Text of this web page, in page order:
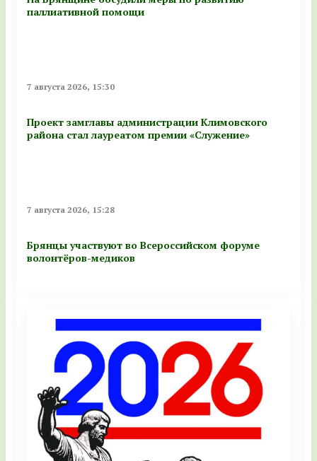
паллиативной помощи
7 августа 2026, 15:30
Проект замглавы администрации Климовского
района стал лауреатом премии «Служение»
7 августа 2026, 15:28
Брянцы участвуют во Всероссийском форуме
волонтёров-медиков